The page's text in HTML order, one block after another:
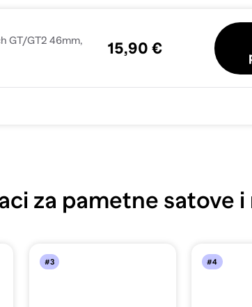
GT/GT2 46mm,
15,90 €
za pametne satove
#3 #4